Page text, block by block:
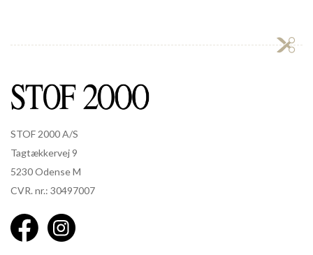
STOF 2000 A/S
Tagtækkervej 9
5230 Odense M
CVR. nr.: 30497007